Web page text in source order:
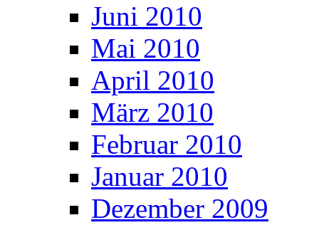
Juni 2010
Mai 2010
April 2010
März 2010
Februar 2010
Januar 2010
Dezember 2009